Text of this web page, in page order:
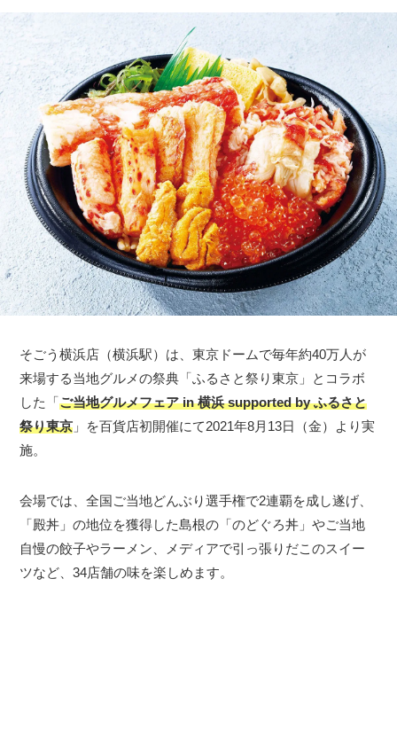
そごう横浜店（横浜駅）は、東京ドームで毎年約40万人が
来場する当地グルメの祭典「ふるさと祭り東京」とコラボ
した「ご当地グルメフェア in 横浜 supported by ふるさと
祭り東京 」を百貨店初開催にて2021年8月13日（金）より実
施。
会場では、全国ご当地どんぶり選手権で2連覇を成し遂げ、
「殿丼」の地位を獲得した島根の「のどぐろ丼」やご当地
自慢の餃子やラーメン、メディアで引っ張りだこのスイー
ツなど、34店舗の味を楽しめます。